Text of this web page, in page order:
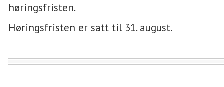
høringsfristen.
Høringsfristen er satt til 31. august.